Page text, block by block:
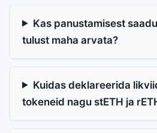
Kas panustamisest
tulust maha arvata?
Kuidas deklareerida
tokeneid nagu stETH ja